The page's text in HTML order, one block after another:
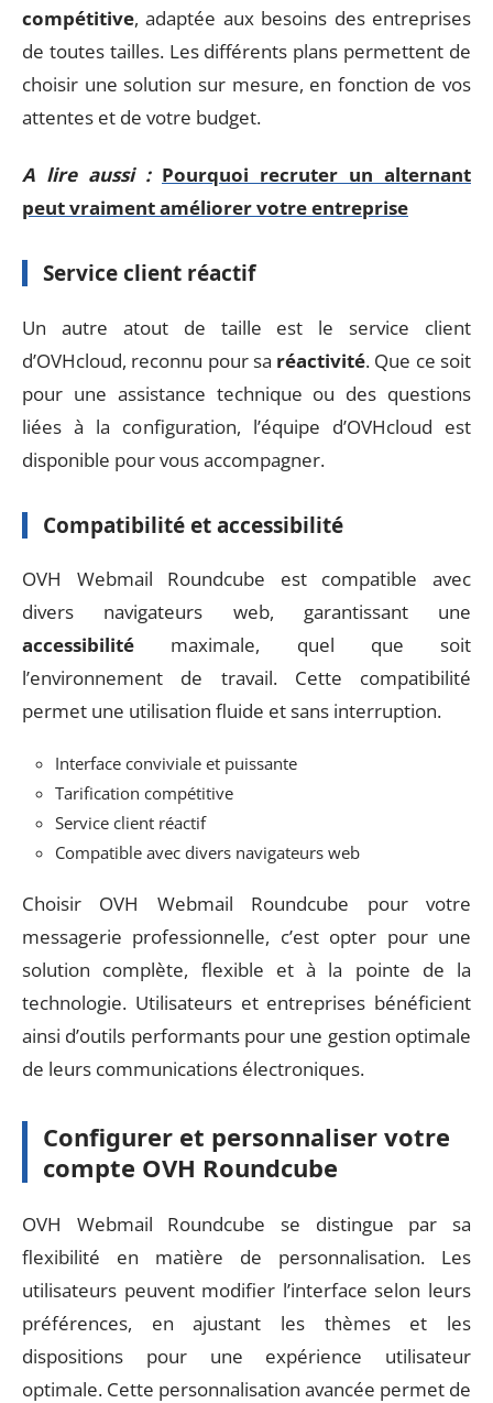
compétitive, adaptée aux besoins des entreprises
de toutes tailles. Les différents plans permettent de
choisir une solution sur mesure, en fonction de vos
attentes et de votre budget.
A lire aussi : Pourquoi recruter un alternant
peut vraiment améliorer votre entreprise
Service client réactif
Un autre atout de taille est le service client
d’OVHcloud, reconnu pour sa réactivité. Que ce soit
pour une assistance technique ou des questions
liées à la configuration, l’équipe d’OVHcloud est
disponible pour vous accompagner.
Compatibilité et accessibilité
OVH Webmail Roundcube est compatible avec
divers navigateurs web, garantissant une
accessibilité maximale, quel que soit
l’environnement de travail. Cette compatibilité
permet une utilisation fluide et sans interruption.
Interface conviviale et puissante
Tarification compétitive
Service client réactif
Compatible avec divers navigateurs web
Choisir OVH Webmail Roundcube pour votre
messagerie professionnelle, c’est opter pour une
solution complète, flexible et à la pointe de la
technologie. Utilisateurs et entreprises bénéficient
ainsi d’outils performants pour une gestion optimale
de leurs communications électroniques.
Configurer et personnaliser votre
compte OVH Roundcube
OVH Webmail Roundcube se distingue par sa
flexibilité en matière de personnalisation. Les
utilisateurs peuvent modifier l’interface selon leurs
préférences, en ajustant les thèmes et les
dispositions pour une expérience utilisateur
optimale. Cette personnalisation avancée permet de